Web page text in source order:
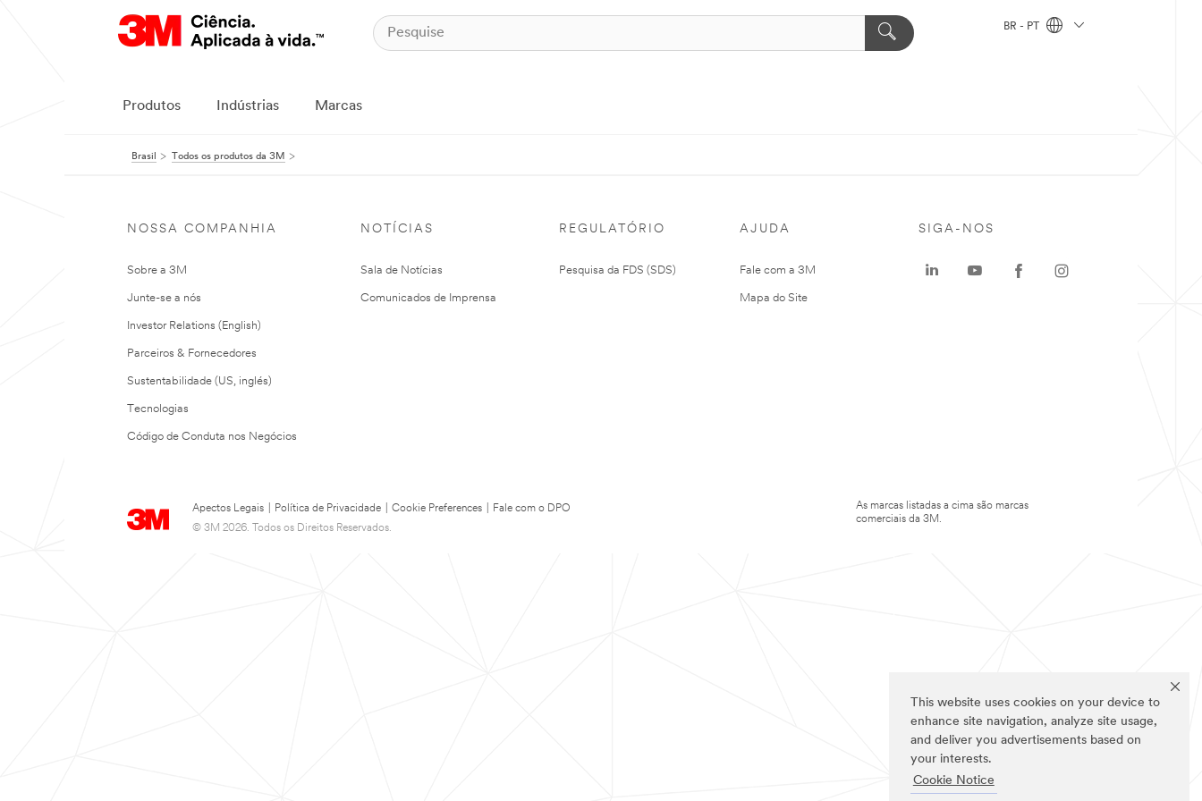
This website uses cookies on your device to
enhance site navigation, analyze site usage,
and deliver you advertisements based on
your interests.
Cookie Notice
BR - PT
Produtos Indústrias Marcas
Brasil Todos os produtos da 3M
NOSSA COMPANHIA
Sobre a 3M
Junte-se a nós
Investor Relations (English)
Parceiros & Fornecedores
Sustentabilidade (US, inglés)
Tecnologias
Código de Conduta nos Negócios
NOTÍCIAS
Sala de Notícias
Comunicados de Imprensa
REGULATÓRIO
Pesquisa da FDS (SDS)
AJUDA
Fale com a 3M
Mapa do Site
Apectos Legais Política de Privacidade Cookie Preferences
Fale com o DPO
© 3M 2026. Todos os Direitos Reservados.
SIGA-NOS
As marcas listadas a cima são marcas
comerciais da 3M.